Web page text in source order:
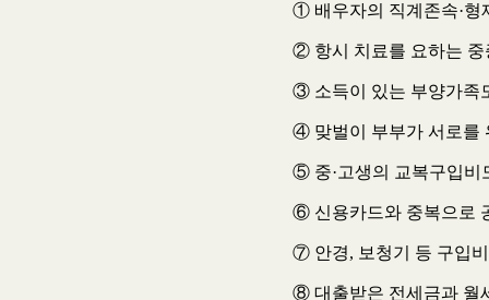
① 배우자의 직계존속·형
② 항시 치료를 요하는 중
③ 소득이 있는 부양가족
④ 맞벌이 부부가 서로를
⑤ 중·고생의 교복구입비
⑥ 신용카드와 중복으로
⑦ 안경, 보청기 등 구입
⑧ 대출받은 전세금과 월